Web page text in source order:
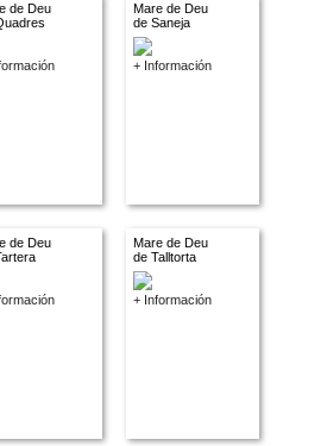
de Deu
Mare de Deu
de Saneja
+ Información
de Deu
Mare de Deu
de Talltorta
+ Información